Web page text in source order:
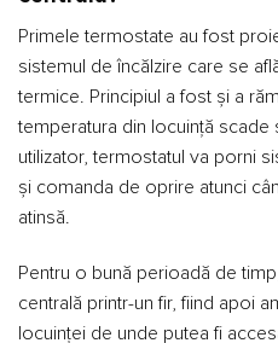
Primele termostate au fost
sistemul de încălzire care se
termice. Principiul a fost și a
temperatura din locuință scade
utilizator, termostatul va porni
și comanda de oprire atunci
atinsă.
Pentru o bună perioadă de
centrală printr-un fir, fiind apoi
locuinței de unde putea fi